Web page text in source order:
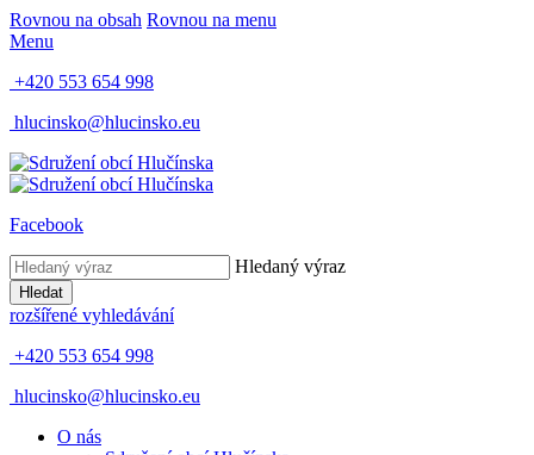
Rovnou na obsah Rovnou na menu
Menu
+420 553 654 998
hlucinsko@hlucinsko.eu
Facebook
Hledaný výraz
Hledat
rozšířené vyhledávání
+420 553 654 998
hlucinsko@hlucinsko.eu
O nás